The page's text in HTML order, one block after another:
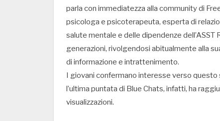
parla con immediatezza alla community di
psicologa e psicoterapeuta, esperta di
salute mentale e delle dipendenze
generazioni, rivolgendosi abitualmente alla
di informazione e intrattenimento.
I giovani confermano interesse verso questo
l’ultima puntata di Blue Chats, infatti, ha
visualizzazioni.